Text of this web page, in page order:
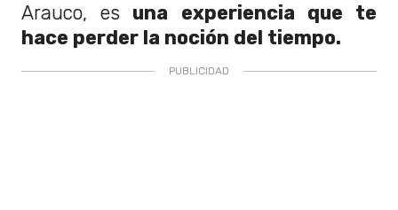
Arauco, es una experiencia que te
hace perder la noción del tiempo.